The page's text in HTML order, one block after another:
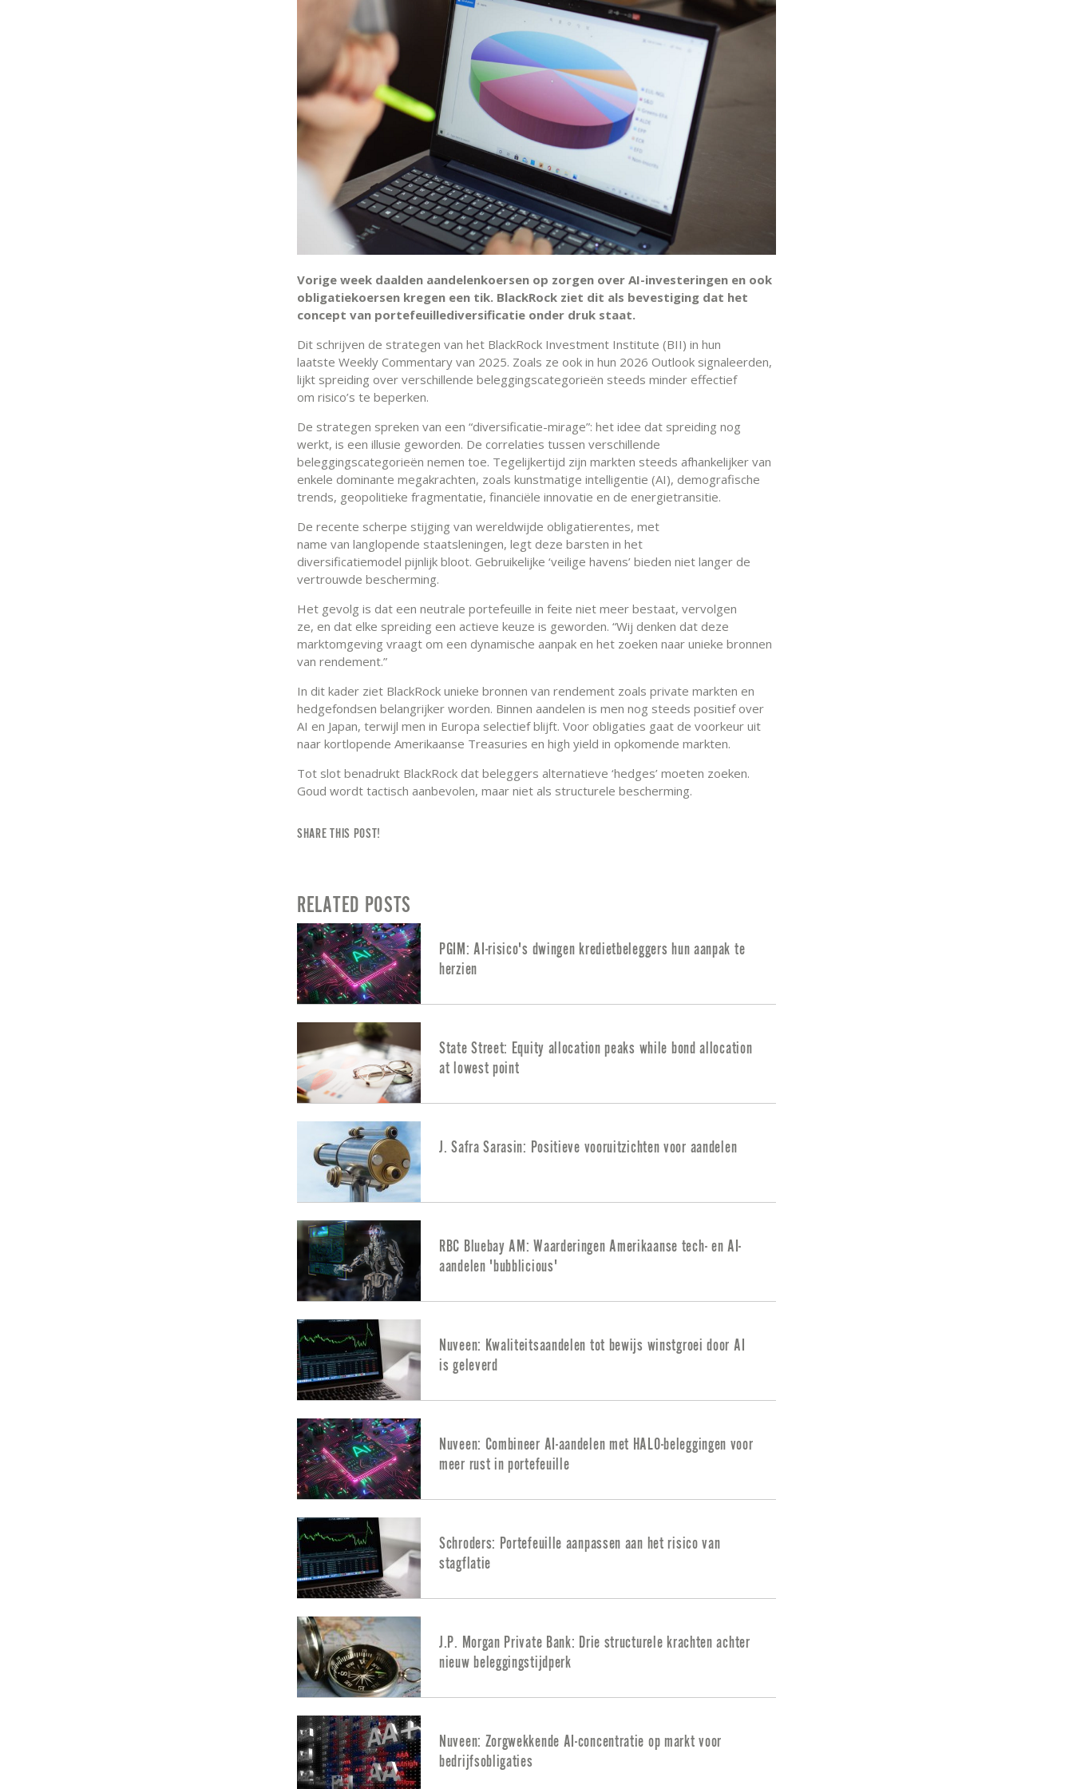
Vorige week daalden aandelenkoersen op zorgen over AI-investeringen en ook
obligatiekoersen kregen een tik. BlackRock ziet dit als bevestiging dat het
concept van portefeuillediversificatie onder druk staat.
Dit schrijven de strategen van het BlackRock Investment Institute (BII) in hun
laatste Weekly Commentary van 2025. Zoals ze ook in hun 2026 Outlook signaleerden,
lijkt spreiding over verschillende beleggingscategorieën steeds minder effectief
om risico’s te beperken.
De strategen spreken van een “diversificatie-mirage”: het idee dat spreiding nog
werkt, is een illusie geworden. De correlaties tussen verschillende
beleggingscategorieën nemen toe. Tegelijkertijd zijn markten steeds afhankelijker van
enkele dominante megakrachten, zoals kunstmatige intelligentie (AI), demografische
trends, geopolitieke fragmentatie, financiële innovatie en de energietransitie.
De recente scherpe stijging van wereldwijde obligatierentes, met
name van langlopende staatsleningen, legt deze barsten in het
diversificatiemodel pijnlijk bloot. Gebruikelijke ‘veilige havens’ bieden niet langer de
vertrouwde bescherming.
Het gevolg is dat een neutrale portefeuille in feite niet meer bestaat, vervolgen
ze, en dat elke spreiding een actieve keuze is geworden. “Wij denken dat deze
marktomgeving vraagt om een dynamische aanpak en het zoeken naar unieke bronnen
van rendement.”
In dit kader ziet BlackRock unieke bronnen van rendement zoals private markten en
hedgefondsen belangrijker worden. Binnen aandelen is men nog steeds positief over
AI en Japan, terwijl men in Europa selectief blijft. Voor obligaties gaat de voorkeur uit
naar kortlopende Amerikaanse Treasuries en high yield in opkomende markten.
Tot slot benadrukt BlackRock dat beleggers alternatieve ‘hedges’ moeten zoeken.
Goud wordt tactisch aanbevolen, maar niet als structurele bescherming.
SHARE THIS POST!
RELATED POSTS
PGIM: AI-risico's dwingen kredietbeleggers hun aanpak te
herzien
State Street: Equity allocation peaks while bond allocation
at lowest point
J. Safra Sarasin: Positieve vooruitzichten voor aandelen
RBC Bluebay AM: Waarderingen Amerikaanse tech- en AI-
aandelen 'bubblicious'
Nuveen: Kwaliteitsaandelen tot bewijs winstgroei door AI
is geleverd
Nuveen: Combineer AI-aandelen met HALO-beleggingen voor
meer rust in portefeuille
Schroders: Portefeuille aanpassen aan het risico van
stagflatie
J.P. Morgan Private Bank: Drie structurele krachten achter
nieuw beleggingstijdperk
Nuveen: Zorgwekkende AI-concentratie op markt voor
bedrijfsobligaties